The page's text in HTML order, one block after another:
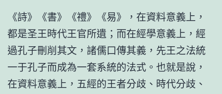
《詩》《書》《禮》《易》，在資料意義上，
都是圣王時代王官所遺；而在經學意義上，經
過孔子刪削其文，諸儒口傳其義，先王之法統
一于孔子而成為一套系統的法式。也就是說，
在資料意義上，五經的王者分歧、時代分歧、